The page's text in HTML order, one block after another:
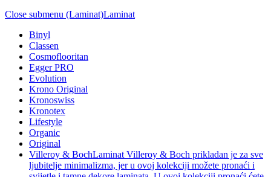
Close submenu (Laminat)Laminat
Binyl
Classen
Cosmoflooritan
Egger PRO
Evolution
Krono Original
Kronoswiss
Kronotex
Lifestyle
Organic
Original
Villeroy & BochLaminat Villeroy & Boch prikladan je za sve
ljubitelje minimalizma, jer u ovoj kolekciji možete pronaći i